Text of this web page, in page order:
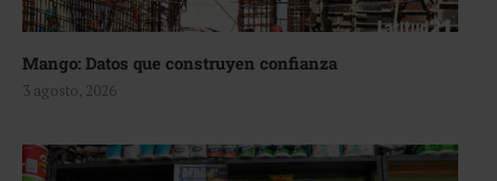
Mango: Datos que construyen confianza
3 agosto, 2026